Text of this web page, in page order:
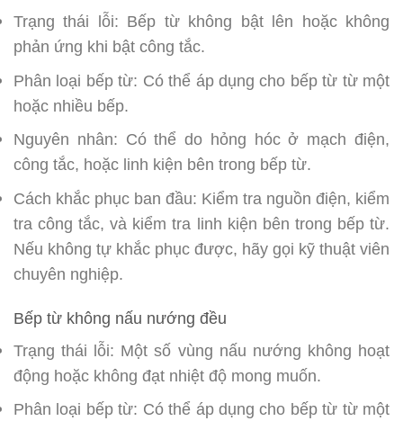
Trạng thái lỗi: Bếp từ không bật lên hoặc không
phản ứng khi bật công tắc.
Phân loại bếp từ: Có thể áp dụng cho bếp từ từ một
hoặc nhiều bếp.
Nguyên nhân: Có thể do hỏng hóc ở mạch điện,
công tắc, hoặc linh kiện bên trong bếp từ.
Cách khắc phục ban đầu: Kiểm tra nguồn điện, kiểm
tra công tắc, và kiểm tra linh kiện bên trong bếp từ.
Nếu không tự khắc phục được, hãy gọi kỹ thuật viên
chuyên nghiệp.
Bếp từ không nấu nướng đều
Trạng thái lỗi: Một số vùng nấu nướng không hoạt
động hoặc không đạt nhiệt độ mong muốn.
Phân loại bếp từ: Có thể áp dụng cho bếp từ từ một